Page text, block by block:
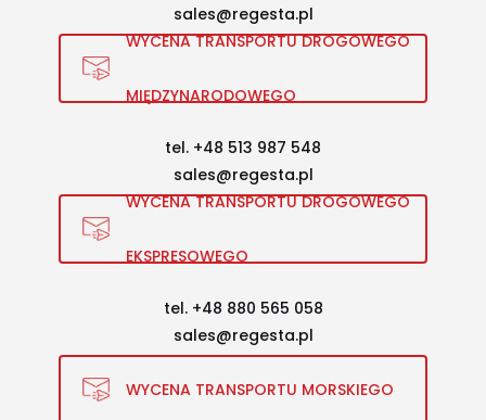
sales@regesta.pl
WYCENA TRANSPORTU DROGOWEGO
MIĘDZYNARODOWEGO
tel. +48 513 987 548
sales@regesta.pl
WYCENA TRANSPORTU DROGOWEGO
EKSPRESOWEGO
tel. +48 880 565 058
sales@regesta.pl
WYCENA TRANSPORTU MORSKIEGO